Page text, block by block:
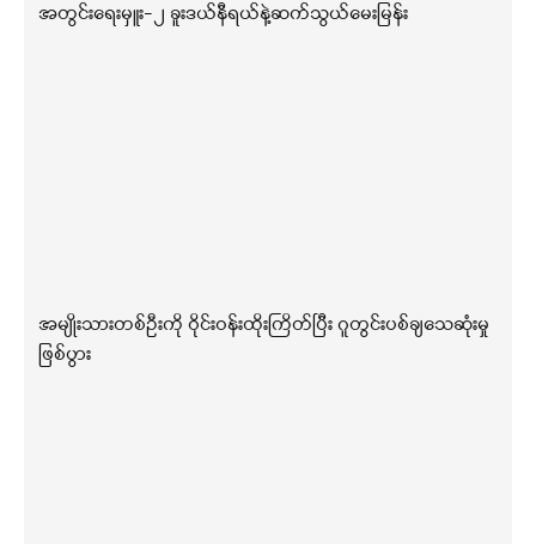
အတွင်းရေးမှူး-၂ ခူးဒယ်နီရယ်နဲ့ဆက်သွယ်မေးမြန်း
အမျိုးသားတစ်ဦးကို ဝိုင်းဝန်းထိုးကြိတ်ပြီး ဂူတွင်းပစ်ချသေဆုံးမှု
ဖြစ်ပွား